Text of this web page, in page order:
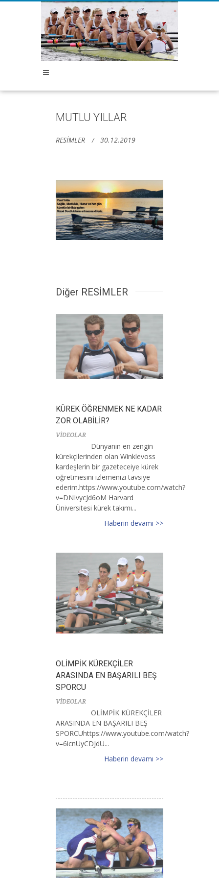
MUTLU YILLAR
RESİMLER 30.12.2019
Diğer RESİMLER
KÜREK ÖĞRENMEK NE KADAR
ZOR OLABİLİR?
VİDEOLAR
Dünyanın en zengin
kürekçilerinden olan Winklevoss
kardeşlerin bir gazeteceiye kürek
öğretmesini izlemenizi tavsiye
ederim.https://www.youtube.com/watch?
v=DNIvycJd6oM Harvard
Üniversitesi kürek takımı...
Haberin devamı >>
OLİMPİK KÜREKÇİLER
ARASINDA EN BAŞARILI BEŞ
SPORCU
VİDEOLAR
OLİMPİK KÜREKÇİLER
ARASINDA EN BAŞARILI BEŞ
SPORCUhttps://www.youtube.com/watch?
v=6icnUyCDJdU...
Haberin devamı >>